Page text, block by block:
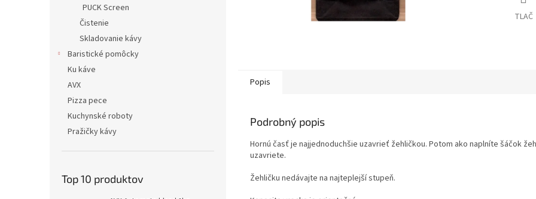
PUCK Screen
Čistenie
Skladovanie kávy
Baristické pomôcky
Ku káve
AVX
Pizza pece
Kuchynské roboty
Pražičky kávy
Top 10 produktov
TLAČ
Popis
Podrobný popis
Hornú časť je najjednoduchšie uzavrieť žehličkou. Potom ako naplníte šáčok
uzavriete.
Žehličku nedávajte na najteplejší stupeň.